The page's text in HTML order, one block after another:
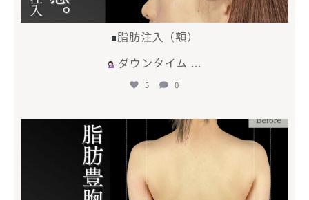
脂肪注入（額）
ダウンタイム ...
5 0
mycli.ebisu
4月 28